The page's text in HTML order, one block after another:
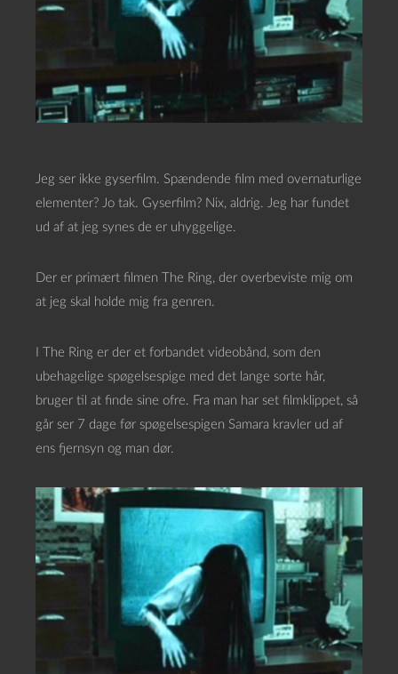
Jeg ser ikke gyserfilm. Spændende film med overnaturlige
elementer? Jo tak. Gyserfilm? Nix, aldrig. Jeg har fundet
ud af at jeg synes de er uhyggelige.
Der er primært filmen The Ring, der overbeviste mig om
at jeg skal holde mig fra genren.
I The Ring er der et forbandet videobånd, som den
ubehagelige spøgelsespige med det lange sorte hår,
bruger til at finde sine ofre. Fra man har set filmklippet, så
går ser 7 dage før spøgelsespigen Samara kravler ud af
ens fjernsyn og man dør.